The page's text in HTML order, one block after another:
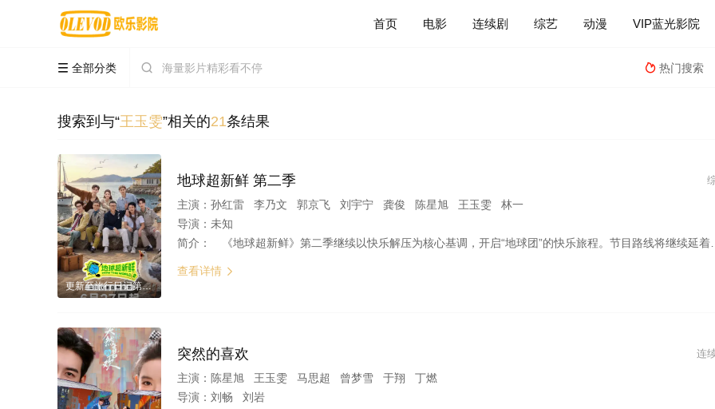
首页 电影 连续剧 综艺 动漫 VIP蓝光影院
 全部分类   热门搜索
搜索到与“王玉雯”相关的21条结果
更新至旅行日记第6期
地球超新鲜 第二季
主演： 孙红雷 李乃文 郭京飞 刘宇宁 龚俊 陈星旭 王玉雯 林一
导演： 未知
简介：
《地球超新鲜》第二季继续以快乐解压为核心基调，开启“地球团”的快乐旅程。节目路线将继续延着地球的脉络，探索更全面的世界文化旅行和体验。节目以旅行+奇趣体验+游戏任务+世界美食为四重看点，不仅延续赛道欢乐属性，也会体验更多人文和自然奇观，走进世界各地街头巷尾，展现丰富多样的风土民情，玩转地球。
查看详情 
连
突然的喜欢
主演： 陈星旭 王玉雯 马思超 曾梦雪 于翔 丁燃
导演： 刘畅 刘岩